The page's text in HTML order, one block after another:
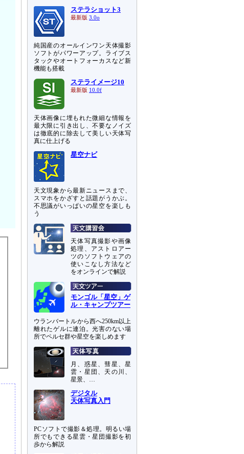
ステラショット3
最新版 3.0o
純国産のオールインワン天体撮影
ソフトがパワーアップ。ライブス
タックやオートフォーカスなど新
機能も搭載
ステライメージ10
最新版 10.0f
天体画像に埋もれた微細な情報を
最大限に引き出し、不要なノイズ
は徹底的に除去して美しい天体写
真に仕上げる
星空ナビ
天文現象から最新ニュースまで、
スマホをかざすと話題がうかぶ。
不思議がいっぱいの星空を楽しも
う
天体写真撮影や画像
処理、アストロアー
ツのソフトウェアの
使いこなし方法など
をオンラインで解説
モンゴル「星空」ゲ
ル・キャンプツアー
ウランバートルから西へ250km以上
離れたゲルに連泊。光害のない場
所でペルセ群や星空を楽しめます
月、惑星、彗星、星
雲・星団、天の川、
星景、…
デジタル
天体写真入門
PCソフトで撮影＆処理。明るい場
所でもできる星雲・星団撮影を初
歩から解説